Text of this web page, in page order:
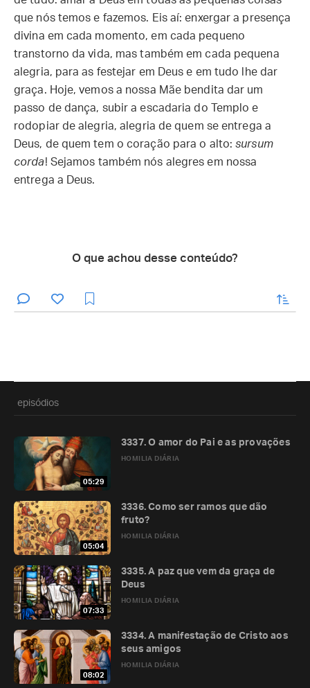
que nós temos e fazemos. Eis aí: enxergar a presença
divina em cada momento, em cada pequeno
transtorno da vida, mas também em cada pequena
alegria, para as festejar em Deus e em tudo lhe dar
graça. Hoje, vemos a nossa Mãe bendita dar um
passo de dança, subir a escadaria do Templo e
rodopiar de alegria, alegria de quem se entrega a
Deus, de quem tem o coração para o alto:sursum
corda! Sejamos também nós alegres em nossa
entrega a Deus.
O que achou desse conteúdo?
enviar
episódios
05:29
HOMILIA DIÁRIA
3337. O amor do Pai e as provações
05:04
HOMILIA DIÁRIA
3336. Como ser ramos que dão
fruto?
07:33
HOMILIA DIÁRIA
3335. A paz que vem da graça de
Deus
08:02
HOMILIA DIÁRIA
3334. A manifestação de Cristo aos
seus amigos